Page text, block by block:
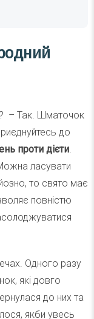
– Так. Шматочок
до
проти дієти.
ласувати
то свято має
повністю
Одного разу
які довго
до них та
якби увесь